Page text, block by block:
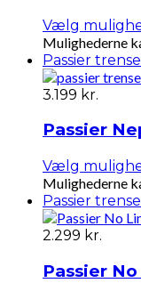
Vælg
Mulighederne
Passier
3.199 kr.
Passier
Vælg
Mulighederne
Passier
2.299 kr.
Passier